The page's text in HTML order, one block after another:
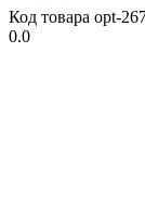
Код товара opt-
0.0